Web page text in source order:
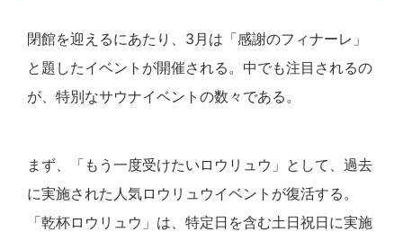
閉館を迎えるにあたり、3月は「感謝のフィナーレ」
と題したイベントが開催される。中でも注目されるの
が、特別なサウナイベントの数々である。
まず、「もう一度受けたいロウリュウ」として、過去
に実施された人気ロウリュウイベントが復活する。
「乾杯ロウリュウ」は、特定日を含む土日祝日に実施